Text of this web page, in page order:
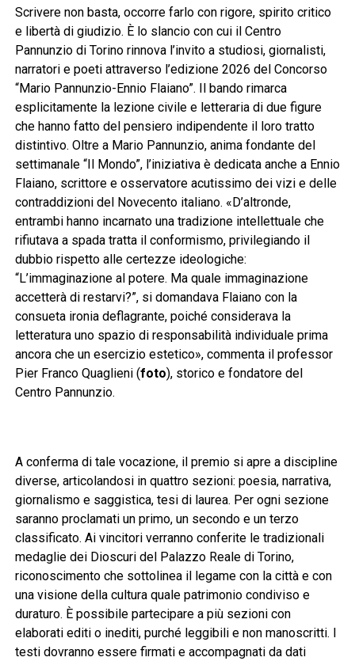
Scrivere non basta, occorre farlo con rigore, spirito critico
e libertà di giudizio. È lo slancio con cui il Centro
Pannunzio di Torino rinnova l’invito a studiosi, giornalisti,
narratori e poeti attraverso l’edizione 2026 del Concorso
“Mario Pannunzio-Ennio Flaiano”. Il bando rimarca
esplicitamente la lezione civile e letteraria di due figure
che hanno fatto del pensiero indipendente il loro tratto
distintivo. Oltre a Mario Pannunzio, anima fondante del
settimanale “Il Mondo”, l’iniziativa è dedicata anche a Ennio
Flaiano, scrittore e osservatore acutissimo dei vizi e delle
contraddizioni del Novecento italiano. «D’altronde,
entrambi hanno incarnato una tradizione intellettuale che
rifiutava a spada tratta il conformismo, privilegiando il
dubbio rispetto alle certezze ideologiche:
“L’immaginazione al potere. Ma quale immaginazione
accetterà di restarvi?”, si domandava Flaiano con la
consueta ironia deflagrante, poiché considerava la
letteratura uno spazio di responsabilità individuale prima
ancora che un esercizio estetico», commenta il professor
Pier Franco Quaglieni (foto), storico e fondatore del
Centro Pannunzio.
A conferma di tale vocazione, il premio si apre a discipline
diverse, articolandosi in quattro sezioni: poesia, narrativa,
giornalismo e saggistica, tesi di laurea. Per ogni sezione
saranno proclamati un primo, un secondo e un terzo
classificato. Ai vincitori verranno conferite le tradizionali
medaglie dei Dioscuri del Palazzo Reale di Torino,
riconoscimento che sottolinea il legame con la città e con
una visione della cultura quale patrimonio condiviso e
duraturo. È possibile partecipare a più sezioni con
elaborati editi o inediti, purché leggibili e non manoscritti. I
testi dovranno essere firmati e accompagnati da dati